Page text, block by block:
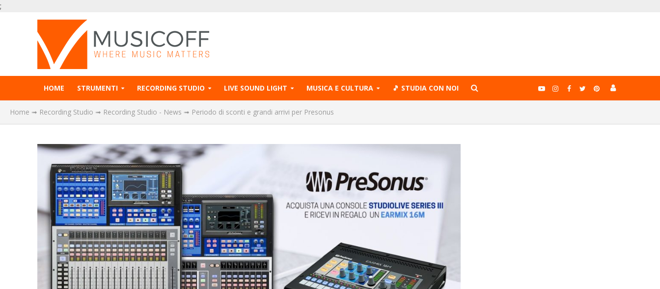
;
HOME STRUMENTI RECORDING STUDIO LIVE SOUND LIGHT MUSICA E CULTURA 🎵 STUDIA CON NOI
Home ➟ Recording Studio ➟ Recording Studio - News ➟ Periodo di sconti e grandi arrivi per Presonus